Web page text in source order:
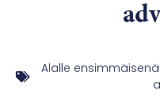
Alalle